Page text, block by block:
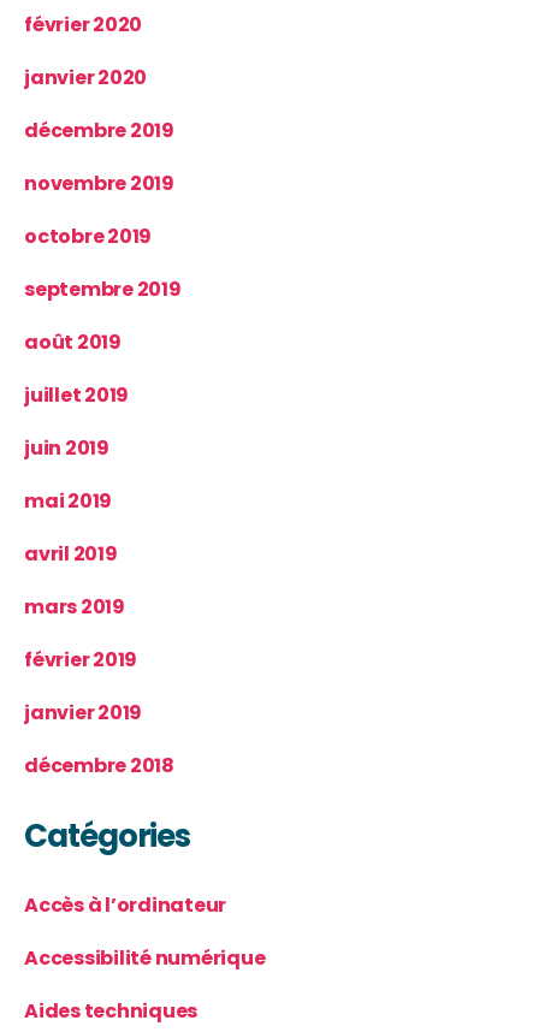
février 2020
janvier 2020
décembre 2019
novembre 2019
octobre 2019
septembre 2019
août 2019
juillet 2019
juin 2019
mai 2019
avril 2019
mars 2019
février 2019
janvier 2019
décembre 2018
Catégories
Accès à l’ordinateur
Accessibilité numérique
Aides techniques